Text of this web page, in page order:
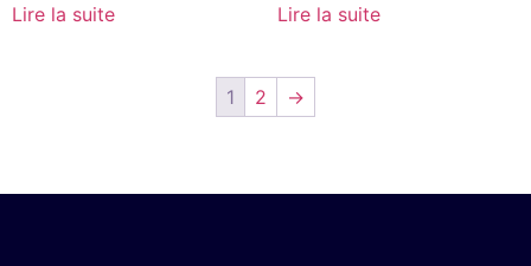
Lire la suite Lire la suite
1 2 →